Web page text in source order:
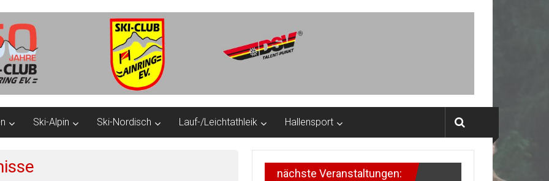
Ski-Alpin Ski-Nordisch Lauf-/Leichtathleik Hallensport
nächste Veranstaltungen: